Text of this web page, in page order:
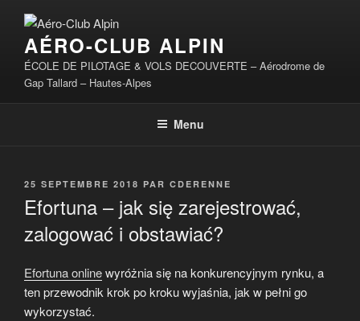
contenu
principal
AÉRO-CLUB ALPIN
ÉCOLE DE PILOTAGE & VOLS DECOUVERTE – Aérodrome de
Gap Tallard – Hautes-Alpes
Menu
PUBLIÉ
25 SEPTEMBRE 2018 PAR CDERENNE
Efortuna – jak się zarejestrować,
zalogować i obstawiać?
Efortuna onlinewyróżnia się na konkurencyjnym rynku, a
ten przewodnik krok po kroku wyjaśnia, jak w pełni go
wykorzystać.